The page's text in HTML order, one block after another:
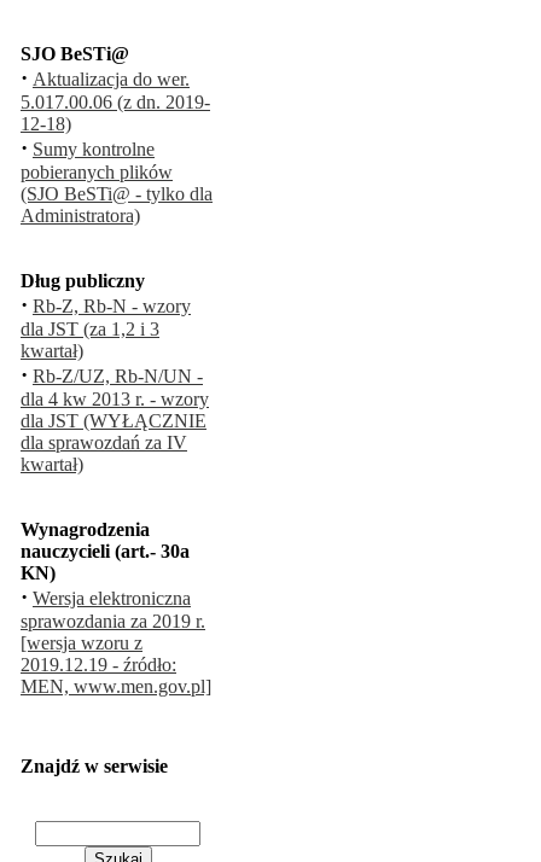
SJO BeSTi@
· Aktualizacja do wer.
5.017.00.06 (z dn. 2019-
12-18)
· Sumy kontrolne
pobieranych plików
(SJO BeSTi@ - tylko dla
Administratora)
Dług publiczny
· Rb-Z, Rb-N - wzory
dla JST (za 1,2 i 3
kwartał)
· Rb-Z/UZ, Rb-N/UN -
dla 4 kw 2013 r. - wzory
dla JST (WYŁĄCZNIE
dla sprawozdań za IV
kwartał)
Wynagrodzenia
nauczycieli (art.- 30a
KN)
· Wersja elektroniczna
sprawozdania za 2019 r.
[wersja wzoru z
2019.12.19 - źródło:
MEN, www.men.gov.pl]
Znajdź w serwisie